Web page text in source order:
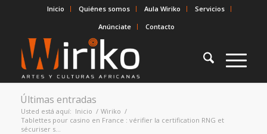
Inicio Quiénes somos Aula Wiriko
Servicios
Anúnciate
Contacto
Últimas entradas
Usted está aquí: Inicio / Wiriko /
Tablettes pour casino en France : vérifier la certification RNG et
sécuriser s...